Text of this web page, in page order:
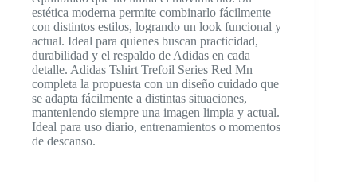
estética moderna permite combinarlo fácilmente
con distintos estilos, logrando un look funcional y
actual. Ideal para quienes buscan practicidad,
durabilidad y el respaldo de Adidas en cada
detalle. Adidas Tshirt Trefoil Series Red Mn
completa la propuesta con un diseño cuidado que
se adapta fácilmente a distintas situaciones,
manteniendo siempre una imagen limpia y actual.
Ideal para uso diario, entrenamientos o momentos
de descanso.